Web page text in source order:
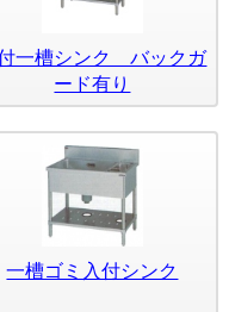
一槽シンク バックガ
ード有り
一槽ゴミ入付シンク